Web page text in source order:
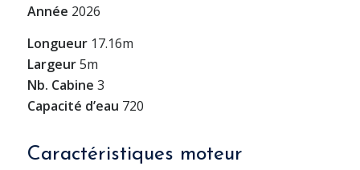
Année 2026
Longueur17.16m
Largeur5m
Nb. Cabine 3
Capacité d’eau 720
Caractéristiques moteur